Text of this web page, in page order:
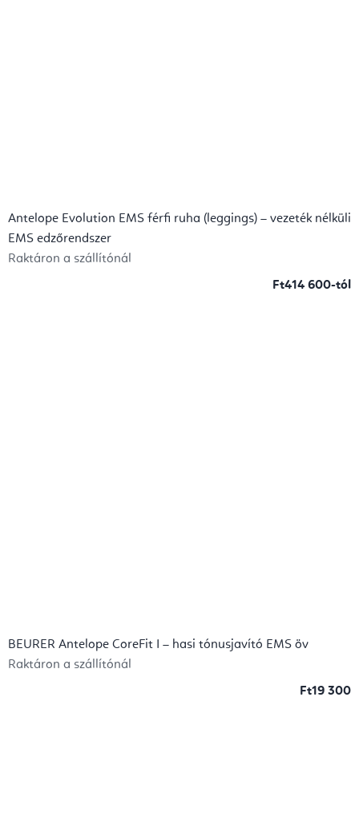
Antelope Evolution EMS férfi ruha (leggings) – vezeték nélküli
EMS edzőrendszer
Raktáron a szállítónál
Ft414 600-tól
BEURER Antelope CoreFit I – hasi tónusjavító EMS öv
Raktáron a szállítónál
Ft19 300